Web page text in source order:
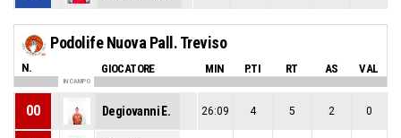
Podolife Nuova Pall. Treviso
N. GIOCATORE MIN P.TI RT AS VAL
IN CAMPO
00 Degiovanni E. 26:09 4 5 2 0